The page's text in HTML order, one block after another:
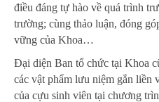
điều đáng tự hào về quá trình
trường; cùng thảo luận, đóng
vững của Khoa…
Đại diện Ban tổ chức tại Khoa
các vật phẩm lưu niệm gắn liền
của cựu sinh viên tại chương